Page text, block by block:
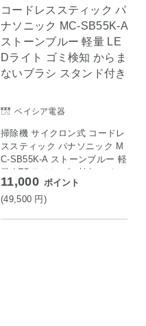
ベイシア電器
掃除機 サイクロン式 コードレ
ススティック パナソニック M
C-SB55K-A ストーンブルー 軽
量 LEDライト ゴミ検知 から
まないブラシ スタンド付き
11,000 ポイント
(49,500 円)